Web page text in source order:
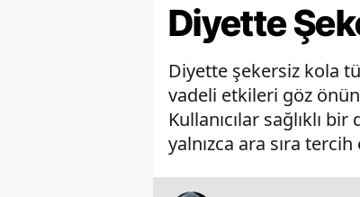
Diyette
Diyette şekersiz kola
vadeli etkileri göz
Kullanıcılar sağlıklı
yalnızca ara sıra